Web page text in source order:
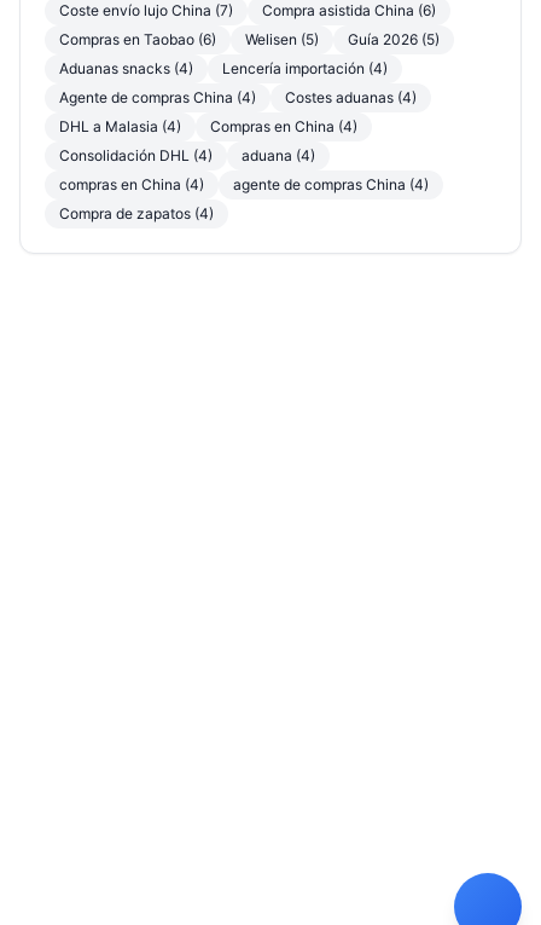
Coste envío lujo China (7)
Compra asistida China (6)
Compras en Taobao (6)
Welisen (5)
Guía 2026 (5)
Aduanas snacks (4)
Lencería importación (4)
Agente de compras China (4)
Costes aduanas (4)
DHL a Malasia (4)
Compras en China (4)
Consolidación DHL (4)
aduana (4)
compras en China (4)
agente de compras China (4)
Compra de zapatos (4)